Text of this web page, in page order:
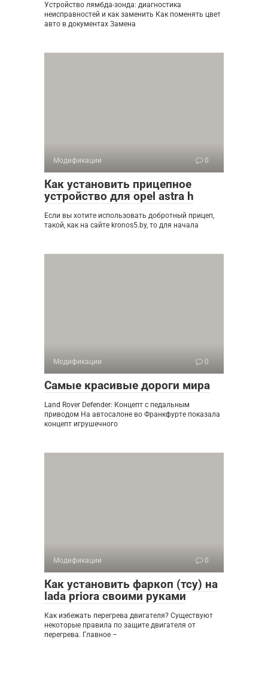
Устройство лямбда-зонда: диагностика
неисправностей и как заменить Как поменять цвет
авто в документах Замена
Модификации 0
Как установить прицепное
устройство для opel astra h
Если вы хотите использовать добротный прицеп,
такой, как на сайте kronos5.by, то для начала
Модификации 0
Самые красивые дороги мира
Land Rover Defender: Концепт с педальным
приводом На автосалоне во Франкфурте показала
концепт игрушечного
Модификации 0
Как установить фаркоп (тсу) на
lada priora своими руками
Как избежать перегрева двигателя? Существуют
некоторые правила по защите двигателя от
перегрева. Главное –